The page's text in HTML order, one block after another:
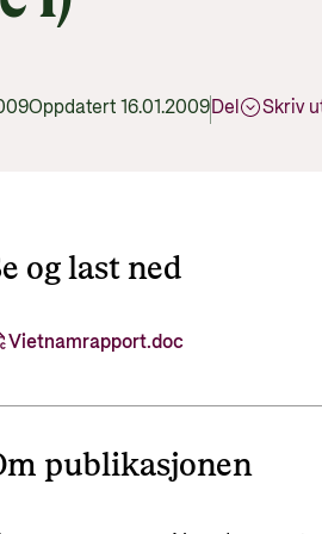
Oppdatert 16.01.2009Del Skriv
og last ned
Vietnamrapport.doc
publikasjonen